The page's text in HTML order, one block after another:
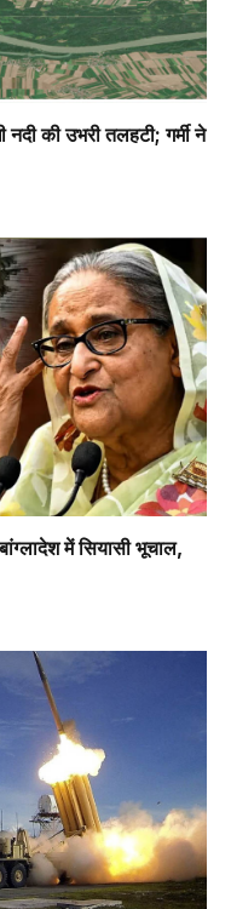
की उभरी तलहटी; गर्मी ने
में सियासी भूचाल,